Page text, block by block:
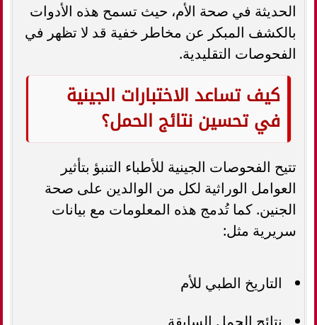
الحديثة في صحة الأم، حيث تسمح هذه الأدوات
بالكشف المبكر عن مخاطر خفية قد لا تظهر في
الفحوصات التقليدية.
كيف تساعد الاختبارات الجينية
في تحسين نتائج الحمل؟
تتيح الفحوصات الجينية للأطباء التنبؤ بتأثير
العوامل الوراثية لكل من الوالدين على صحة
الجنين. كما تُدمج هذه المعلومات مع بيانات
سريرية مثل:
التاريخ الطبي للأم
نتائج الحمل السابقة